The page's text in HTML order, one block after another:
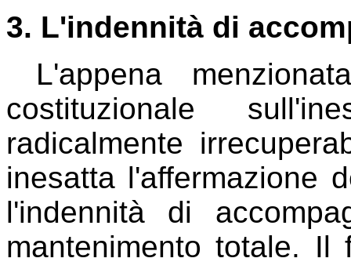
3. L'indennità di
L'appena
costituzionale
radicalmente
inesatta l'affermazione
l'indennità di
mantenimento totale.